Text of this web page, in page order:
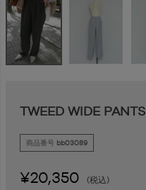
TWEED WIDE PANTS
商品番号 bb03089
¥20,350 税込